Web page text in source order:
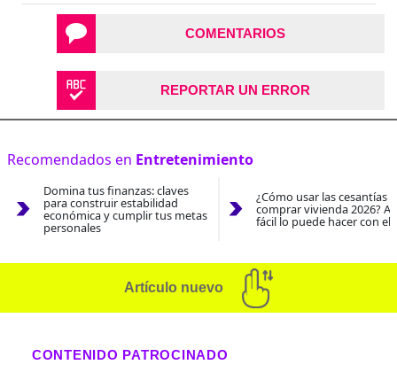
COMENTARIOS
REPORTAR UN ERROR
Recomendados en Entretenimiento
Domina tus finanzas: claves
para construir estabilidad
económica y cumplir tus metas
personales
¿Cómo usar las cesantías
comprar vivienda 2026?
fácil lo puede hacer con el
Artículo nuevo
CONTENIDO PATROCINADO